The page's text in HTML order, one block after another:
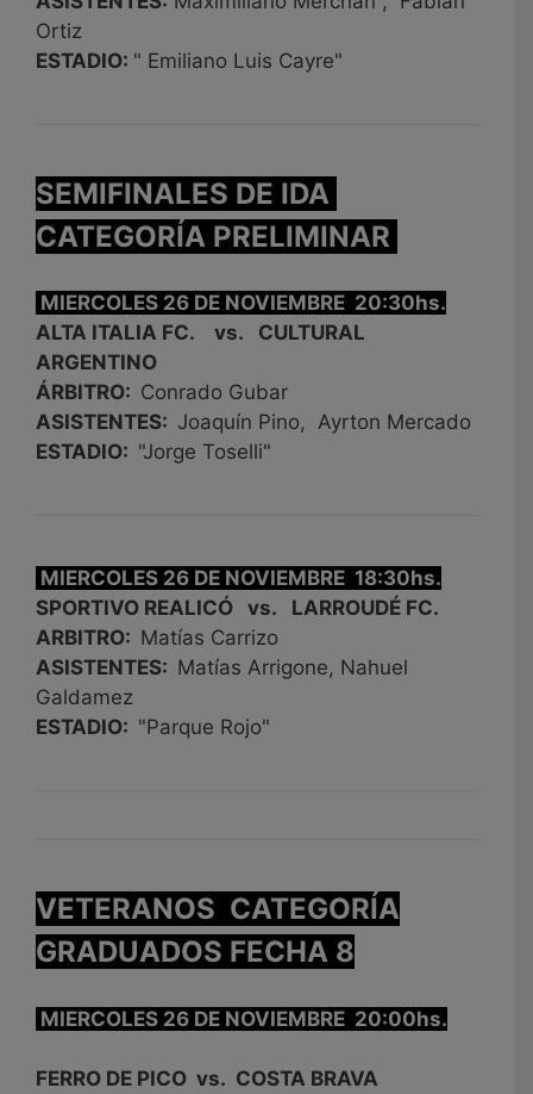
Ortiz
ESTADIO: " Emiliano Luis Cayre"
SEMIFINALES DE IDA
CATEGORÍA PRELIMINAR
MIERCOLES 26 DE NOVIEMBRE 20:30hs.
ALTA ITALIA FC. vs. CULTURAL
ARGENTINO
ÁRBITRO: Conrado Gubar
ASISTENTES: Joaquín Pino, Ayrton Mercado
ESTADIO: "Jorge Toselli"
MIERCOLES 26 DE NOVIEMBRE 18:30hs.
SPORTIVO REALICÓ vs. LARROUDÉ FC.
ARBITRO: Matías Carrizo
ASISTENTES: Matías Arrigone, Nahuel
Galdamez
ESTADIO: "Parque Rojo"
VETERANOS CATEGORÍA
GRADUADOS FECHA 8
MIERCOLES 26 DE NOVIEMBRE 20:00hs.
FERRO DE PICO vs. COSTA BRAVA